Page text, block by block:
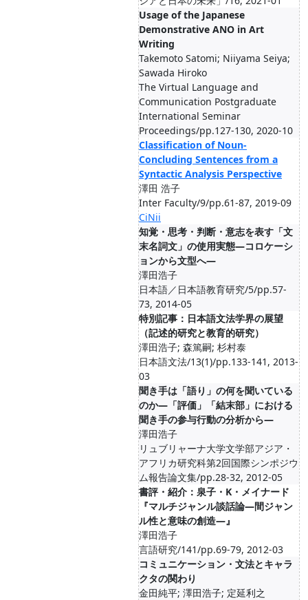
Usage of the Japanese
Demonstrative ANO in Art
Writing
Takemoto Satomi; Niiyama Seiya;
Sawada Hiroko
The Virtual Language and
Communication Postgraduate
International Seminar
Proceedings/pp.127-130, 2020-10
Classification of Noun-
Concluding Sentences from a
Syntactic Analysis Perspective
澤田 浩子
Inter Faculty/9/pp.61-87, 2019-09
CiNii
知覚・思考・判断・意志を表す「文
末名詞文」の使用実態―コロケーシ
ョンから文型へ―
澤田浩子
日本語／日本語教育研究/5/pp.57-
73, 2014-05
特別記事：日本語文法学界の展望
（記述的研究と教育的研究）
澤田浩子; 森篤嗣; 杉村泰
日本語文法/13(1)/pp.133-141, 2013-
03
聞き手は「語り」の何を聞いている
のか―「評価」「結末部」における
聞き手の参与行動の分析から―
澤田浩子
リュブリャーナ大学文学部アジア・
アフリカ研究科第2回国際シンポジウ
ム報告論文集/pp.28-32, 2012-05
書評・紹介：泉子・K・メイナード
『マルチジャンル談話論―間ジャン
ル性と意味の創造―』
澤田浩子
言語研究/141/pp.69-79, 2012-03
コミュニケーション・文法とキャラ
クタの関わり
金田純平; 澤田浩子; 定延利之